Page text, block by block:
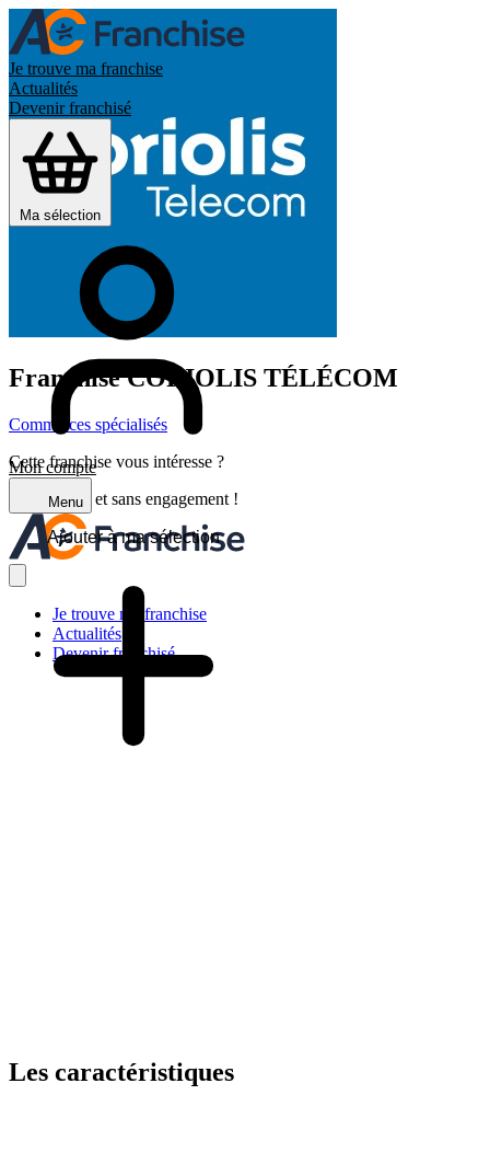
Je trouve ma franchise
Actualités
Devenir franchisé
Ma sélection
Mon compte
Menu
Je trouve ma franchise
Actualités
Devenir franchisé
Franchise CORIOLIS TÉLÉCOM
Commerces spécialisés
Cette franchise vous intéresse ?
C'est gratuit et sans engagement !
Ajouter à ma sélection
Les caractéristiques